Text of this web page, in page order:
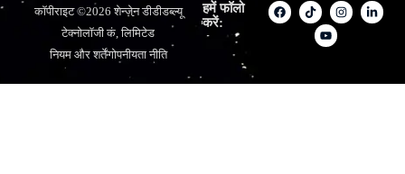
कॉपीराइट ©2026 शेन्ज़ेन डीडीडब्ल्यू
टेक्नोलॉजी कं, लिमिटेड
नियम और शर्तेंगोपनीयता नीति
हमें फॉलो
करें: